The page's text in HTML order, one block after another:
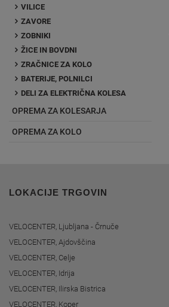
VILICE
ZAVORE
ZOBNIKI
ŽICE IN BOVDNI
ZRAČNICE ZA KOLO
BATERIJE, POLNILCI
DELI ZA ELEKTRIČNA KOLESA
OPREMA ZA KOLESARJA
OPREMA ZA KOLO
LOKACIJE TRGOVIN
VELOCENTER, Ljubljana - Črnuče
VELOCENTER, Ajdovščina
VELOCENTER, Celje
VELOCENTER, Idrija
VELOCENTER, Ilirska Bistrica
VELOCENTER, Koper